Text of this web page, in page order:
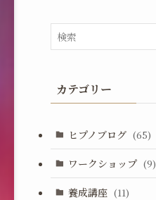
カテゴリー
ヒプノブログ (65)
ワークショップ (9)
養成講座 (11)